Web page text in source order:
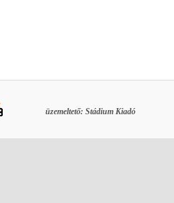
üzemeltető: Stádium Kiadó